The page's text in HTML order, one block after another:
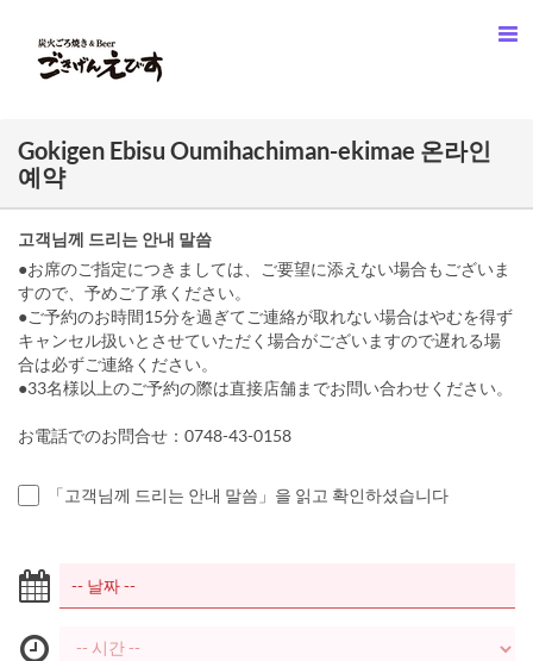
Gokigen Ebisu Oumihachiman-ekimae 온라인
예약
고객님께 드리는 안내 말씀
●お席のご指定につきましては、ご要望に添えない場合もございま
すので、予めご了承ください。
●ご予約のお時間15分を過ぎてご連絡が取れない場合はやむを得ず
キャンセル扱いとさせていただく場合がございますので遅れる場
合は必ずご連絡ください。
●33名様以上のご予約の際は直接店舗までお問い合わせください。
お電話でのお問合せ：0748-43-0158
「고객님께 드리는 안내 말씀」을 읽고 확인하셨습니다